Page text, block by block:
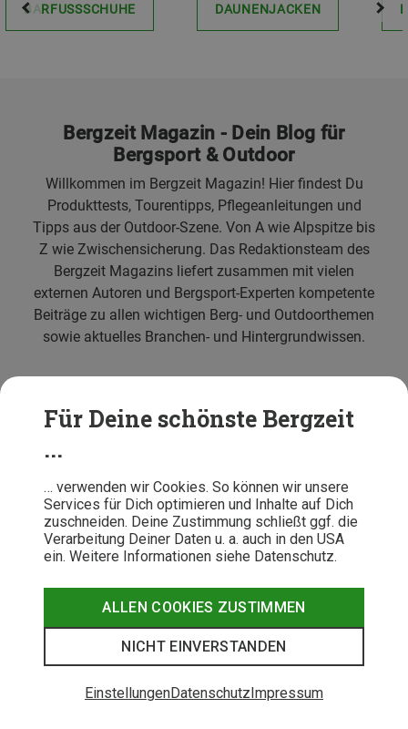
Für Deine schönste Bergzeit
...
… verwenden wir Cookies. So können wir unsere
Services für Dich optimieren und Inhalte auf Dich
zuschneiden. Deine Zustimmung schließt ggf. die
Verarbeitung Deiner Daten u. a. auch in den USA
ein. Weitere Informationen siehe Datenschutz.
ALLEN COOKIES ZUSTIMMEN
NICHT EINVERSTANDEN
EinstellungenDatenschutzImpressum
BARFUSSSCHUHE DAUNENJACKEN
Bergzeit Magazin - Dein Blog für
Bergsport & Outdoor
Willkommen im Bergzeit Magazin! Hier findest Du
Produkttests, Tourentipps, Pflegeanleitungen und
Tipps aus der Outdoor-Szene. Von A wie Alpspitze bis
Z wie Zwischensicherung. Das Redaktionsteam des
Bergzeit Magazins liefert zusammen mit vielen
externen Autoren und Bergsport-Experten kompetente
Beiträge zu allen wichtigen Berg- und Outdoorthemen
sowie aktuelles Branchen- und Hintergrundwissen.
Kundenservice
Beratung
Über Bergzeit